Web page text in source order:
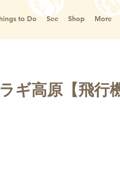
to Do See Shop More
ギ高原【飛行